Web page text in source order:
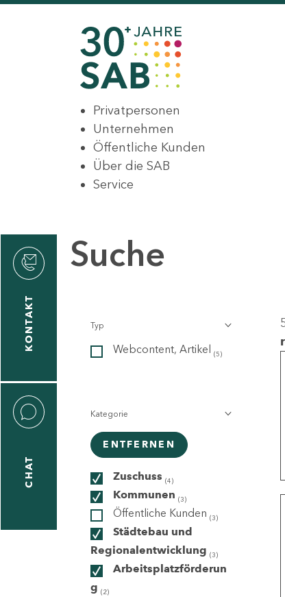
Privatpersonen
Unternehmen
Öffentliche Kunden
Über die SAB
Service
KONTAKT
CHAT
Suche
Typ
Webcontent, Artikel (5)
Kategorie
ENTFERNEN
Zuschuss (4)
Kommunen (3)
Öffentliche Kunden (3)
Städtebau und
Regionalentwicklung (3)
Arbeitsplatzförderun
g (2)